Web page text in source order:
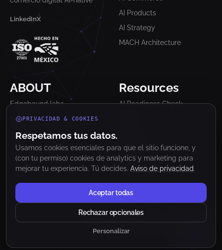
LinkedInX
AI Products
AI Strategy
MACH Architecture
ABOUT
Edgebound labs
Industrias
Work
Lab
Contact
Resources
AI Readiness Check
Newsletter
Clutch Reviews
© 2026 Edgebound Labs. Todos los derechos reservados.
Aviso de PrivacidadTérminos y Condiciones
Preferencias de cookies
PRIVACIDAD & COOKIES
Respetamos tus datos.
Usamos cookies esenciales para que el sitio funcione, y
(con tu permiso) cookies de analytics y marketing para
mejorar tu experiencia. Tú decides. Aviso de privacidad.
Aceptar todas
Rechazar opcionales
Personalizar